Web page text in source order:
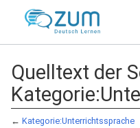
Quelltext der
← Kategorie:Unterrichtssprache